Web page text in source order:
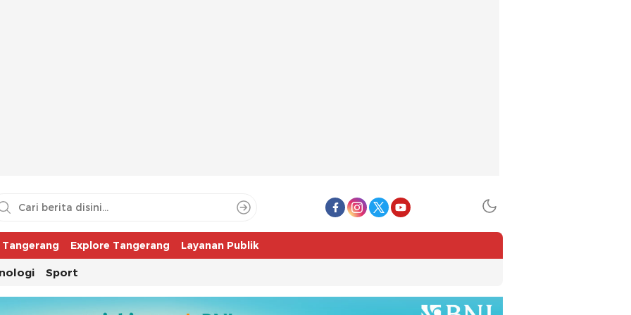
Explore Tangerang Layanan Publik
Sport